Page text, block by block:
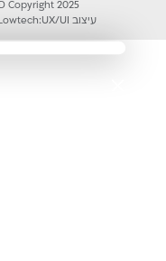
Copyright 2025
עיצוב UX/UI:
Lowtech